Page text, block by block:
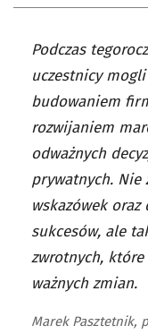
Podczas
uczestnicy
budowaniem
rozwijaniem
odważnych
prywatnych. Nie
wskazówek oraz
sukcesów, ale
zwrotnych,
ważnych zmian.
Marek Pasztetnik,